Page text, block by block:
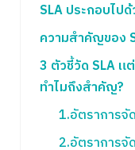
SLA ประกอบไป
ความสำคัญของ
3 ตัวชี้วัด SLA แ
ทำไมถึงสำคัญ?
1.อัตราการจั
2.อัตราการจั